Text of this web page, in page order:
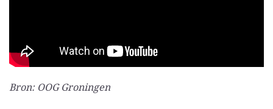
Bron: OOG Groningen